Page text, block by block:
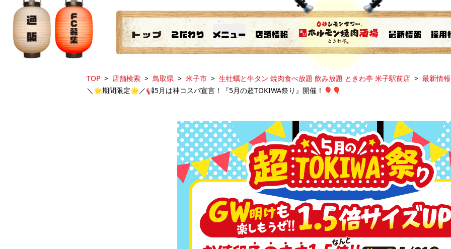
TOP 店舗検索 鳥取県 米子市 生牡蠣と牛タン 焼肉食べ放題 飲み放題 ときわ亭 米子駅前店
最新情
＼🌟期間限定🌟／📢5月は神コスパ宣言！『5月の超TOKIWA祭り』開催！🎈🎈